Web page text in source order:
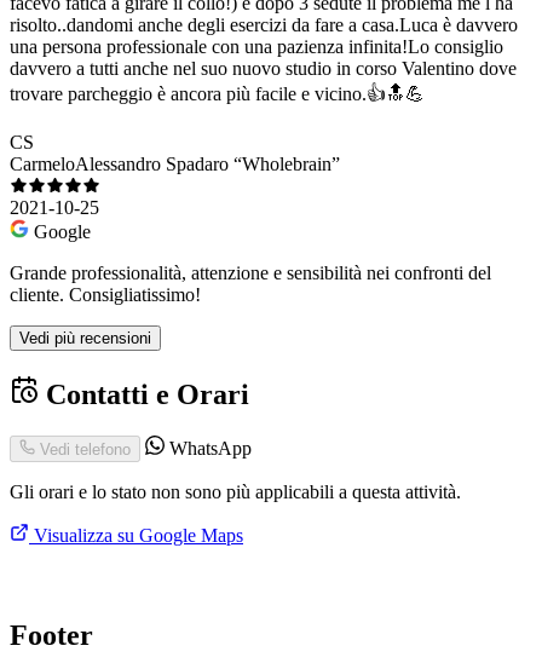
risolto..dandomi anche degli esercizi da fare a casa.Luca è davvero
una persona professionale con una pazienza infinita!Lo consiglio
davvero a tutti anche nel suo nuovo studio in corso Valentino dove
trovare parcheggio è ancora più facile e vicino.👍🔝💪
CS
CarmeloAlessandro Spadaro “Wholebrain”
2021-10-25
Google
Grande professionalità, attenzione e sensibilità nei confronti del
cliente. Consigliatissimo!
Vedi più recensioni
Contatti e Orari
Vedi telefono WhatsApp
Gli orari e lo stato non sono più applicabili a questa attività.
Visualizza su Google Maps
Footer